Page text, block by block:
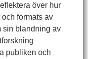
över hur
formats av
sin blandning av
publiken och